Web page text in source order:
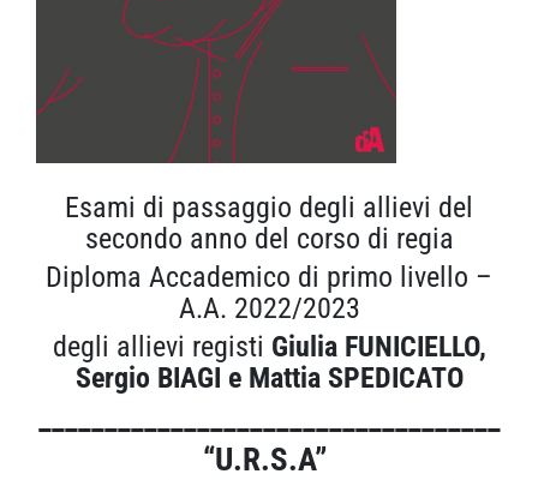
Esami di passaggio degli allievi del
secondo anno del corso di regia
Diploma Accademico di primo livello –
A.A. 2022/2023
degli allievi registi Giulia FUNICIELLO,
Sergio BIAGI e Mattia SPEDICATO
“U.R.S.A”